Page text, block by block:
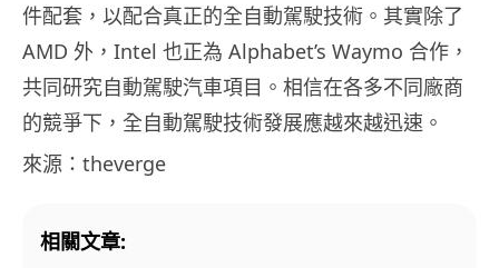
件配套，以配合真正的全自動駕駛技術。其實除了
AMD 外，Intel 也正為 Alphabet’s Waymo 合作，
共同研究自動駕駛汽車項目。相信在各多不同廠商
的競爭下，全自動駕駛技術發展應越來越迅速。
來源：theverge
相關文章: